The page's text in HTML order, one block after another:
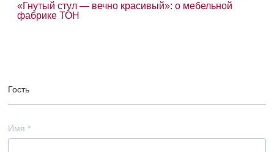
«Гнутый стул — вечно красивый»: о мебельной
фабрике ТОН
Гость
Имя *